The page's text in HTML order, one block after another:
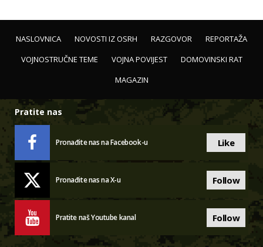
NASLOVNICA NOVOSTI IZ OSRH RAZGOVOR
REPORTAŽA
VOJNOSTRUČNE TEME
VOJNA POVIJEST
DOMOVINSKI RAT
MAGAZIN
Pratite nas
Pronađite nas na Facebook-u Like
Pronađite nas na X-u Follow
Pratite naš Youtube kanal Follow